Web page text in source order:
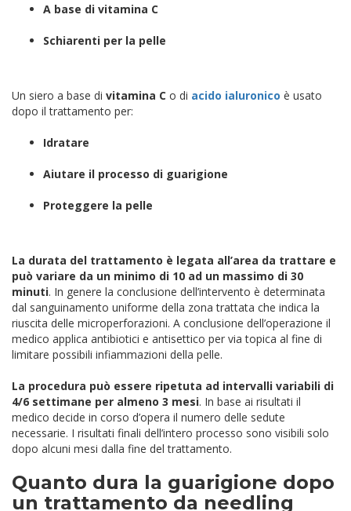
A base di vitamina C
Schiarenti per la pelle
Un siero a base di vitamina C o di acido ialuronico è usato
dopo il trattamento per:
Idratare
Aiutare il processo di guarigione
Proteggere la pelle
La durata del trattamento è legata all’area da trattare e
può variare da un minimo di 10 ad un massimo di 30
minuti. In genere la conclusione dell’intervento è determinata
dal sanguinamento uniforme della zona trattata che indica la
riuscita delle microperforazioni. A conclusione dell’operazione il
medico applica antibiotici e antisettico per via topica al fine di
limitare possibili infiammazioni della pelle.
La procedura può essere ripetuta ad intervalli variabili di
4/6 settimane per almeno 3 mesi. In base ai risultati il
medico decide in corso d’opera il numero delle sedute
necessarie. I risultati finali dell’intero processo sono visibili solo
dopo alcuni mesi dalla fine del trattamento.
Quanto dura la guarigione dopo
un trattamento da needling